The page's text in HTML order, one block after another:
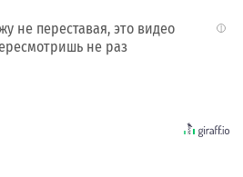
i
не переставая, это видео
не раз